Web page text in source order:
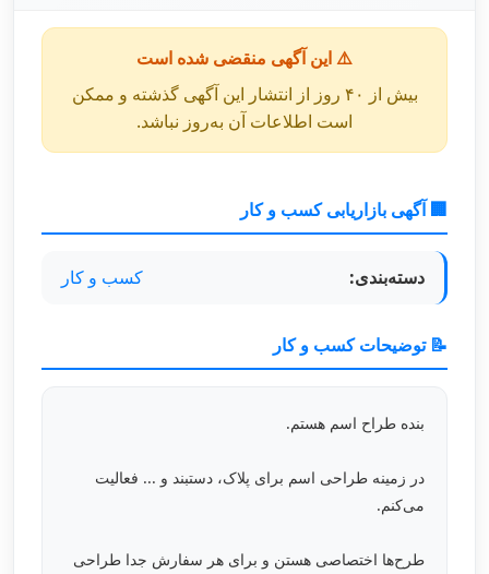
⚠️ این آگهی منقضی شده است
بیش از ۴۰ روز از انتشار این آگهی گذشته و ممکن
است اطلاعات آن به‌روز نباشد.
🏢 آگهی بازاریابی کسب و کار
دسته‌بندی: کسب و کار
📝 توضیحات کسب و کار
بنده طراح اسم هستم.
در زمینه طراحی اسم برای پلاک، دستبند و ... فعالیت
می‌کنم.
طرح‌ها اختصاصی هستن و برای هر سفارش جدا طراحی